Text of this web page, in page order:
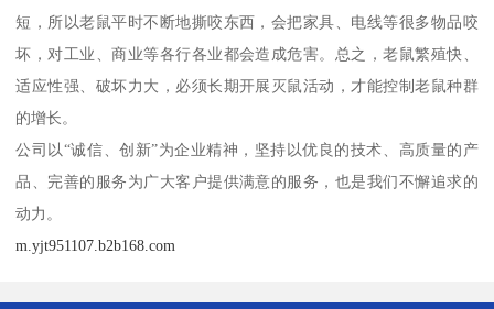
短，所以老鼠平时不断地撕咬东西，会把家具、电线等很多物品咬
坏，对工业、商业等各行各业都会造成危害。总之，老鼠繁殖快、
适应性强、破坏力大，必须长期开展灭鼠活动，才能控制老鼠种群
的增长。
公司以“诚信、创新”为企业精神，坚持以优良的技术、高质量的产
品、完善的服务为广大客户提供满意的服务，也是我们不懈追求的
动力。
m.yjt951107.b2b168.com